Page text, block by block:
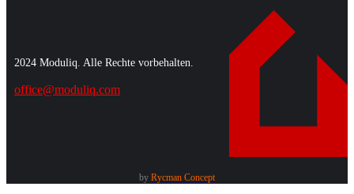
2024 Moduliq. Alle Rechte vorbehalten.
office@moduliq.com
by Rycman Concept